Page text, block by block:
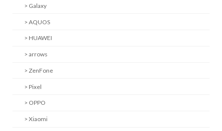
> Galaxy
> AQUOS
> HUAWEI
> arrows
> ZenFone
> Pixel
> OPPO
> Xiaomi